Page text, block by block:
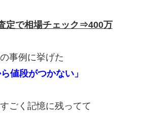
定で相場チェック⇒400万
事例に挙げた
値段がつかない」
ごく記憶に残ってて